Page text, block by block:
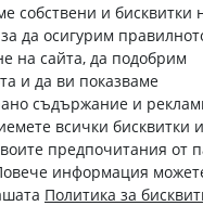
нашия бюлетин
сПолитиката за лични
част от аптеки
собствени и бисквитки
да осигурим
на сайта, да подобрим
и да ви показваме
съдържание и
всички бисквитки
предпочитания от
информация
Политика за